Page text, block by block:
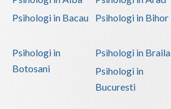
Psihologi in Bacau
Psihologi in Bihor
Psihologi in
Botosani
Psihologi in Braila
Psihologi in
Bucuresti